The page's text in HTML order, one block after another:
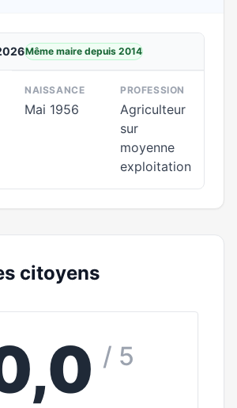
Même maire depuis 2014
NAISSANCE
Mai 1956
PROFESSION
Agriculteur
sur
moyenne
exploitation
citoyens
/ 5